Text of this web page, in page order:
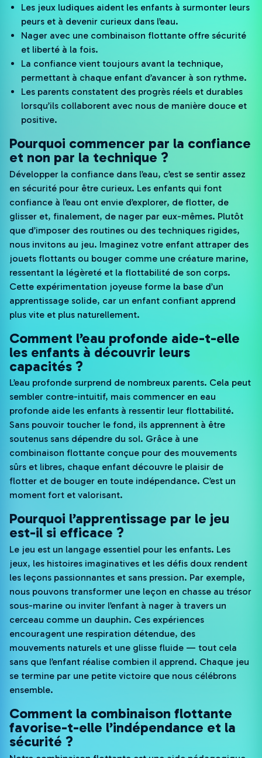
Les jeux ludiques aident les enfants à surmonter leurs
peurs et à devenir curieux dans l’eau.
Nager avec une combinaison flottante offre sécurité
et liberté à la fois.
La confiance vient toujours avant la technique,
permettant à chaque enfant d’avancer à son rythme.
Les parents constatent des progrès réels et durables
lorsqu’ils collaborent avec nous de manière douce et
positive.
Pourquoi commencer par la confiance
et non par la technique ?
Développer la confiance dans l’eau, c’est se sentir assez
en sécurité pour être curieux. Les enfants qui font
confiance à l’eau ont envie d’explorer, de flotter, de
glisser et, finalement, de nager par eux-mêmes. Plutôt
que d’imposer des routines ou des techniques rigides,
nous invitons au jeu. Imaginez votre enfant attraper des
jouets flottants ou bouger comme une créature marine,
ressentant la légèreté et la flottabilité de son corps.
Cette expérimentation joyeuse forme la base d’un
apprentissage solide, car un enfant confiant apprend
plus vite et plus naturellement.
Comment l’eau profonde aide-t-elle
les enfants à découvrir leurs
capacités ?
L’eau profonde surprend de nombreux parents. Cela peut
sembler contre-intuitif, mais commencer en eau
profonde aide les enfants à ressentir leur flottabilité.
Sans pouvoir toucher le fond, ils apprennent à être
soutenus sans dépendre du sol. Grâce à une
combinaison flottante conçue pour des mouvements
sûrs et libres, chaque enfant découvre le plaisir de
flotter et de bouger en toute indépendance. C’est un
moment fort et valorisant.
Pourquoi l’apprentissage par le jeu
est-il si efficace ?
Le jeu est un langage essentiel pour les enfants. Les
jeux, les histoires imaginatives et les défis doux rendent
les leçons passionnantes et sans pression. Par exemple,
nous pouvons transformer une leçon en chasse au trésor
sous-marine ou inviter l’enfant à nager à travers un
cerceau comme un dauphin. Ces expériences
encouragent une respiration détendue, des
mouvements naturels et une glisse fluide — tout cela
sans que l’enfant réalise combien il apprend. Chaque jeu
se termine par une petite victoire que nous célébrons
ensemble.
Comment la combinaison flottante
favorise-t-elle l’indépendance et la
sécurité ?